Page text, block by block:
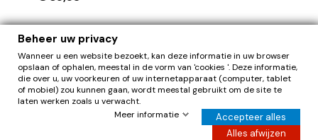
0
Beheer uw privacy
Wanneer u een website bezoekt, kan deze informatie in uw browser
opslaan of ophalen, meestal in de vorm van 'cookies '. Deze informatie,
die over u, uw voorkeuren of uw internetapparaat (computer, tablet
of mobiel) zou kunnen gaan, wordt meestal gebruikt om de site te
laten werken zoals u verwacht.
Meer informatie
Accepteer alles
Alles afwijzen